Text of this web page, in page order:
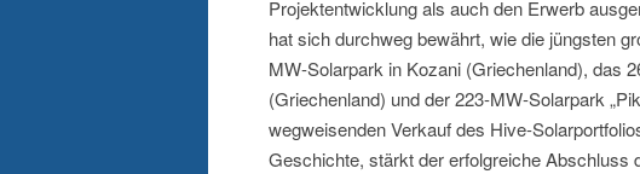
Projektentwicklung als auch den Erwerb
hat sich durchweg bewährt, wie die jüngsten
MW-Solarpark in Kozani (Griechenland), das
(Griechenland) und der 223-MW-Solarpark
wegweisenden Verkauf des Hive-
Geschichte, stärkt der erfolgreiche Abschluss